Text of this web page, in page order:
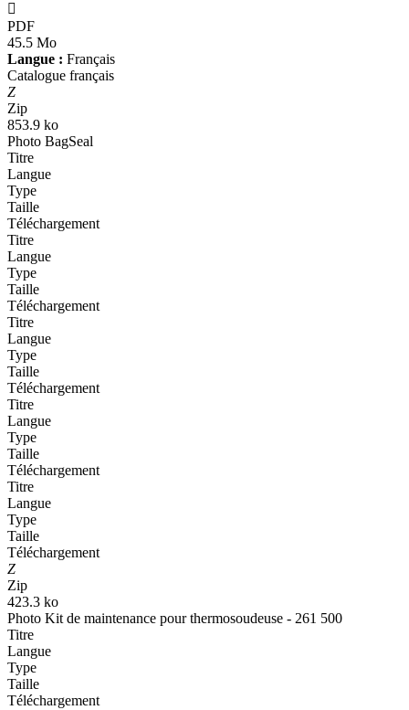

PDF
45.5 Mo
Langue : Français
Catalogue français
Z
Zip
853.9 ko
Photo BagSeal
Titre
Langue
Type
Taille
Téléchargement
Titre
Langue
Type
Taille
Téléchargement
Titre
Langue
Type
Taille
Téléchargement
Titre
Langue
Type
Taille
Téléchargement
Titre
Langue
Type
Taille
Téléchargement
Z
Zip
423.3 ko
Photo Kit de maintenance pour thermosoudeuse - 261 500
Titre
Langue
Type
Taille
Téléchargement